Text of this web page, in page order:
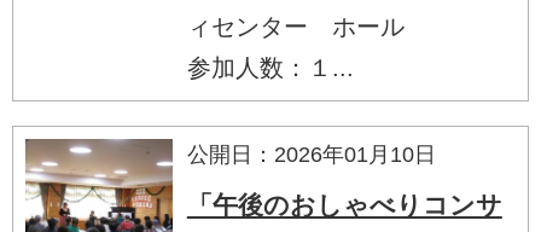
ィセンター ホール
参加人数：１...
公開日：2026年01月10日
「午後のおしゃべりコンサ